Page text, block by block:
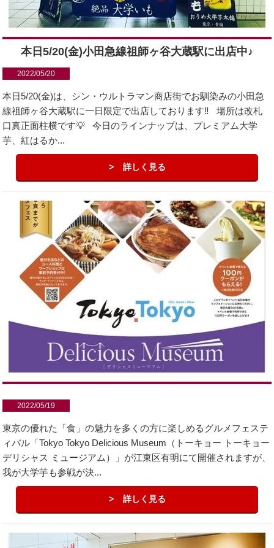
本日5/20(金)小田急線祖師ヶ谷大蔵駅に出店中♪
2022/05/20
本日5/20(金)は、シン・ウルトラマン商店街でお馴染みの小田急
線祖師ヶ谷大蔵駅に一日限定で出店しております‼️ 場所は改札
口真正面柱横です💡 今日のラインナップは、プレミアム大学
芋、紅はるか...
詳しく見る
2022/05/19
東京の優れた「食」の魅力を多くの方に楽しめるグルメフェステ
ィバル「Tokyo Tokyo Delicious Museum（トーキョー トーキョー
デリシャス ミュージアム）」が江東区有明にて開催されますが、
我が大学芋も参戦が決...
詳しく見る